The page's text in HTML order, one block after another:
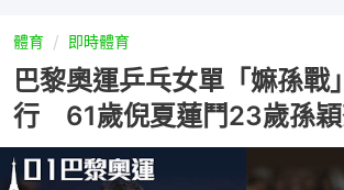
體育 即時體育
巴黎奧運乒乓女單「嫲孫戰
行 61歲倪夏蓮鬥23歲孫